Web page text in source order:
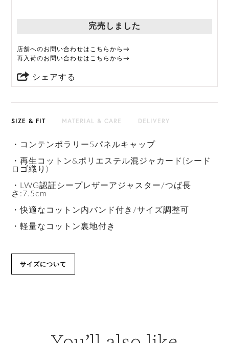
完売しました
店舗へのお問い合わせはこちらから→
再入荷のお問い合わせはこちらから→
シェアする
SIZE & FIT MATERIAL & CARE DELIVERY
・コンテンポラリー5パネルキャップ
・再生コットン&ポリエステル混ジャカード(シード
ロゴ織り)
・LWG認証シープレザーアジャスター/つば長
さ:7.5cm
・快適なコットン内バンド付き/サイズ調整可
・軽量なコットン裏地付き
サイズについて